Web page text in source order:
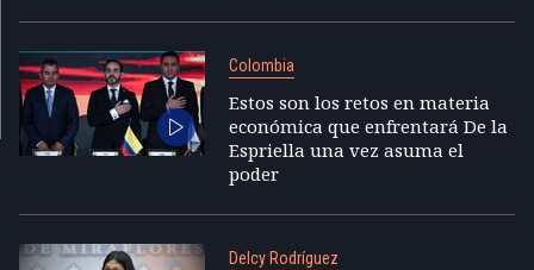
Colombia
Estos son los retos en materia
económica que enfrentará De la
Espriella una vez asuma el
poder
Delcy Rodríguez